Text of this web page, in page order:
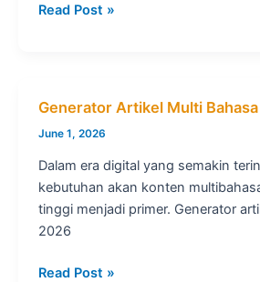
Generator
Read Post »
Generator Artikel Multi
June 1, 2026
Dalam era digital yang semakin
kebutuhan akan konten
tinggi menjadi primer. Generator
2026
Generator
Read Post »